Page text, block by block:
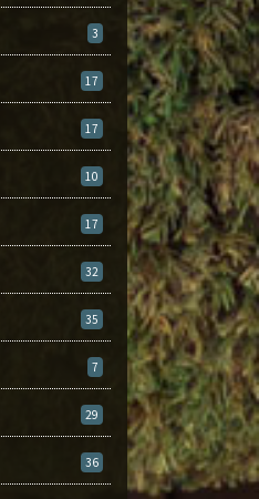
3
17
17
10
17
32
35
7
29
36